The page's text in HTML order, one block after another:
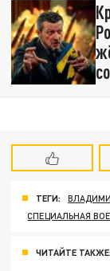
ТЕГИ:
СПЕЦИАЛЬНАЯ
ЧИТАЙТЕ